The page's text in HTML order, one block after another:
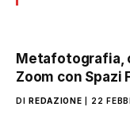
Metafotografia,
Zoom con Spazi
DI REDAZIONE 22